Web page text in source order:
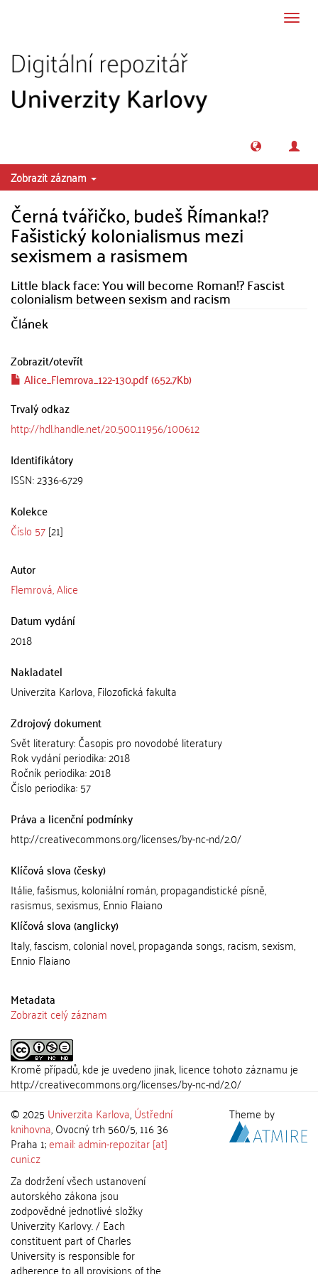
Zobrazit záznam
Černá tvářičko, budeš Římanka!?
Fašistický kolonialismus mezi
sexismem a rasismem
Little black face: You will become Roman!? Fascist
colonialism between sexism and racism
Článek
Zobrazit/otevřít
Alice_Flemrova_122-130.pdf (652.7Kb)
Trvalý odkaz
http://hdl.handle.net/20.500.11956/100612
Identifikátory
ISSN: 2336-6729
Kolekce
Číslo 57[21]
Autor
Flemrová, Alice
Datum vydání
2018
Nakladatel
Univerzita Karlova, Filozofická fakulta
Zdrojový dokument
Svět literatury: Časopis pro novodobé literatury
Rok vydání periodika: 2018
Ročník periodika: 2018
Číslo periodika: 57
Práva a licenční podmínky
http://creativecommons.org/licenses/by-nc-nd/2.0/
Klíčová slova (česky)
Itálie, fašismus, koloniální román, propagandistické písně,
rasismus, sexismus, Ennio Flaiano
Klíčová slova (anglicky)
Italy, fascism, colonial novel, propaganda songs, racism, sexism,
Ennio Flaiano
Metadata
Zobrazit celý záznam
Kromě případů, kde je uvedeno jinak, licence tohoto záznamu je
http://creativecommons.org/licenses/by-nc-nd/2.0/
© 2025 Univerzita Karlova,Ústřední
knihovna, Ovocný trh 560/5, 116 36
Praha 1;email: admin-repozitar [at]
cuni.cz
Za dodržení všech ustanovení
autorského zákona jsou
zodpovědné jednotlivé složky
Univerzity Karlovy. / Each
constituent part of Charles
University is responsible for
adherence to all provisions of the
Theme by